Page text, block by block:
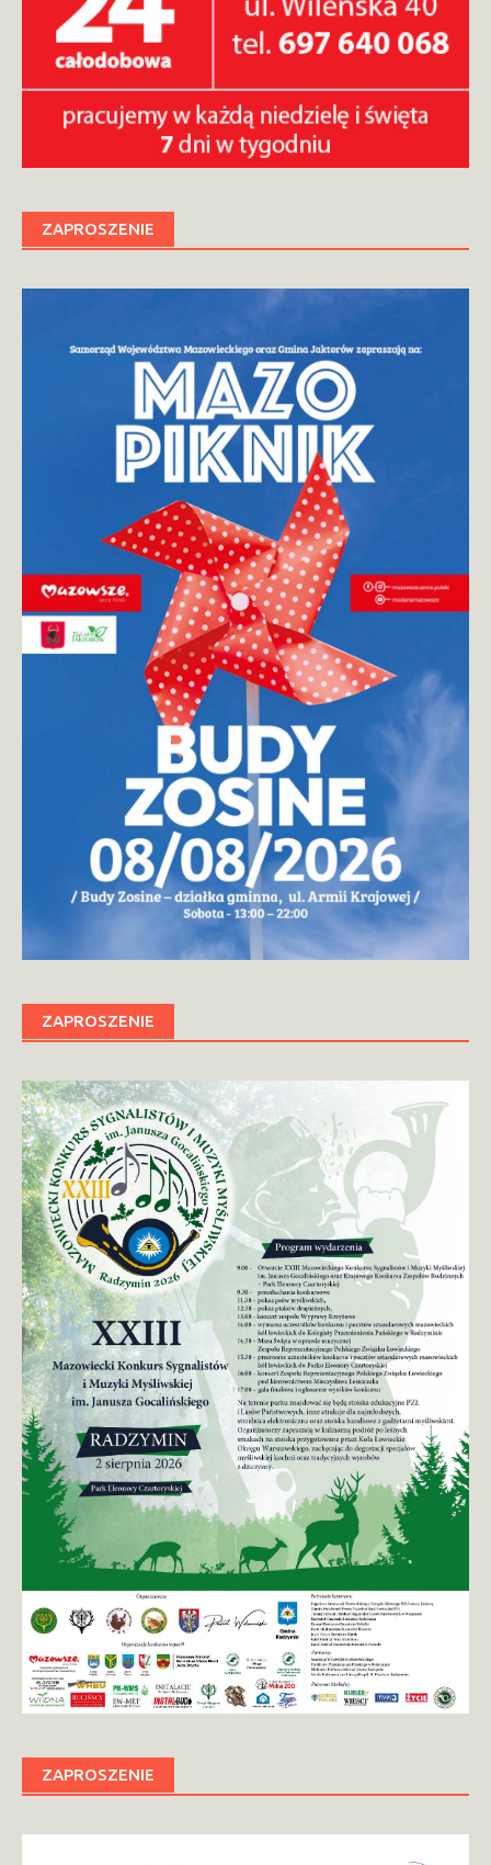
ZAPROSZENIE
ZAPROSZENIE
ZAPROSZENIE